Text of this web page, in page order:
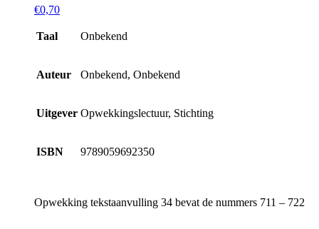
€0,70
Taal Onbekend
Auteur Onbekend, Onbekend
Uitgever Opwekkingslectuur, Stichting
ISBN 9789059692350
Opwekking tekstaanvulling 34 bevat de nummers 711 – 722